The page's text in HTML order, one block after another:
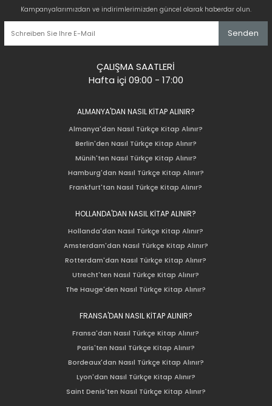
Kampanyalarımızdan ve indirimlerimizden güncel olarak haberdar olun.
Senden
ÇALIŞMA SAATLERİ
Hafta içi 09:00 - 17:00
ALMANYA'DAN NASIL KİTAP ALINIR?
Almanya'dan Nasıl Türkçe Kitap Alınır?
Berlin'den Nasıl Türkçe Kitap Alınır?
Münih'ten Nasıl Türkçe Kitap Alınır?
Hamburg'dan Nasıl Türkçe Kitap Alınır?
Frankfurt'tan Nasıl Türkçe Kitap Alınır?
HOLLANDA'DAN NASIL KİTAP ALINIR?
Hollanda'dan Nasıl Türkçe Kitap Alınır?
Amsterdam'dan Nasıl Türkçe Kitap Alınır?
Rotterdam'dan Nasıl Türkçe Kitap Alınır?
Utrecht'ten Nasıl Türkçe Kitap Alınır?
The Hauge'den Nasıl Türkçe Kitap Alınır?
FRANSA'DAN NASIL KİTAP ALINIR?
Fransa'dan Nasıl Türkçe Kitap Alınır?
Paris'ten Nasıl Türkçe Kitap Alınır?
Bordeaux'dan Nasıl Türkçe Kitap Alınır?
Lyon'dan Nasıl Türkçe Kitap Alınır?
Saint Denis'ten Nasıl Türkçe Kitap Alınır?